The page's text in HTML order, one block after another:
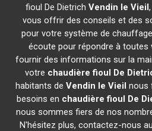
fioul De Dietrich Vendin le Vieil
vous offrir des conseils et des
pour votre système de
écoute pour répondre à
fournir des informations sur la
votre chaudière fioul De
habitants deVendin le Vieil nous
besoins en chaudière fioul De
nous sommes fiers de nos
N'hésitez plus, contactez-nous